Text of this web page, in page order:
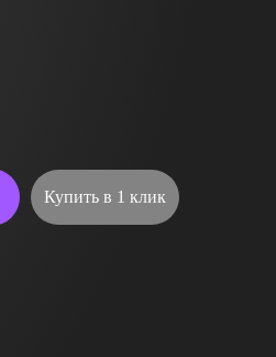
Купить в 1 клик